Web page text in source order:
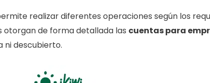
realizar diferentes operaciones según los
otorgan de forma detallada las cuentas para
ni descubierto.